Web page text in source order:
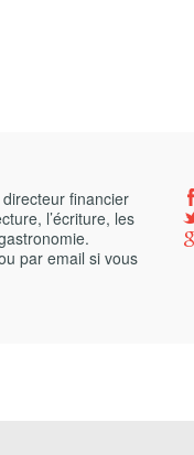
financier
l’écriture, les
par email si vous